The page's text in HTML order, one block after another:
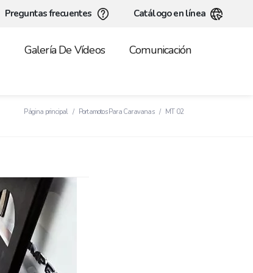
Preguntas frecuentes Catálogo en línea
Galería De Vídeos Comunicación
Página principal Portamotos Para Caravanas MT 02